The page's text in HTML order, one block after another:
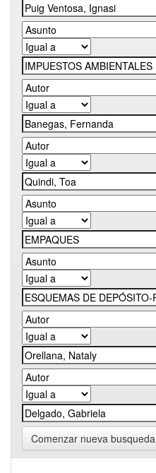
Comenzar nueva busqueda